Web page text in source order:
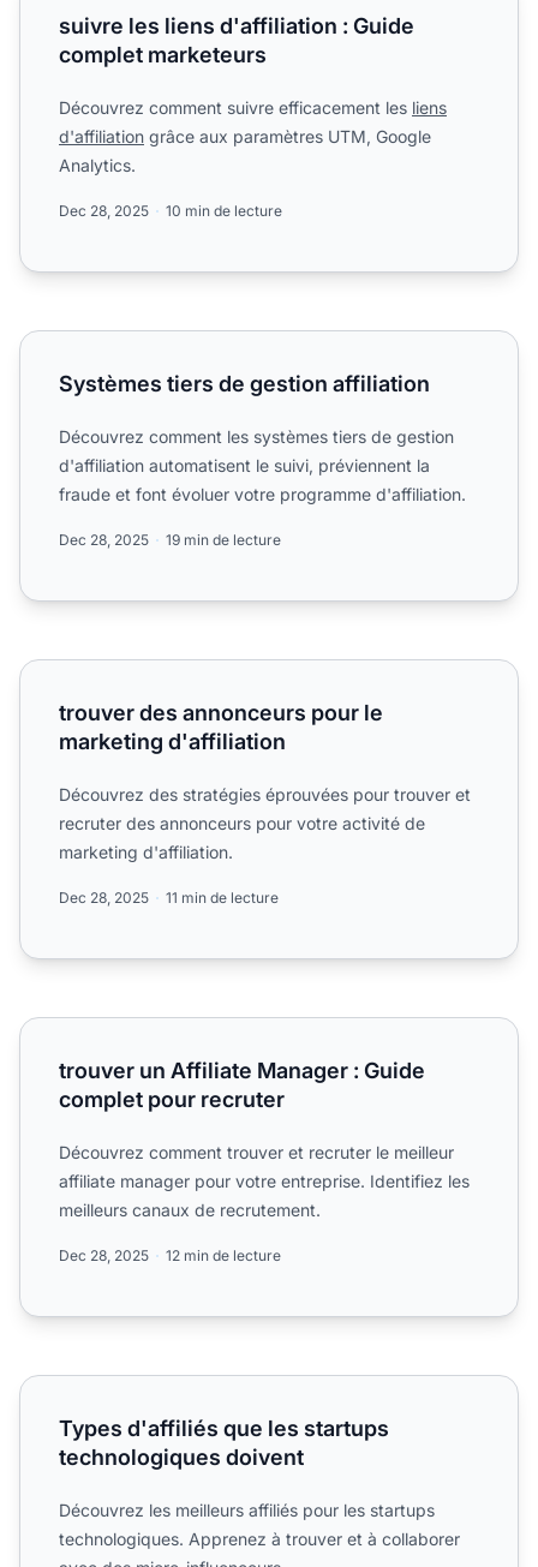
suivre les liens d'affiliation : Guide
complet marketeurs
Découvrez comment suivre efficacement les liens
d'affiliation grâce aux paramètres UTM, Google
Analytics.
Dec 28, 2025 10 min de lecture
Systèmes tiers de gestion affiliation
Systèmes tiers de gestion affiliation
Découvrez comment les systèmes tiers de gestion
d'affiliation automatisent le suivi, préviennent la
fraude et font évoluer votre programme d'affiliation.
Dec 28, 2025 19 min de lecture
trouver des annonceurs pour le marketing d'affiliation
trouver des annonceurs pour le
marketing d'affiliation
Découvrez des stratégies éprouvées pour trouver et
recruter des annonceurs pour votre activité de
marketing d'affiliation.
Dec 28, 2025 11 min de lecture
trouver un Affiliate Manager : Guide complet pour recruter
trouver un Affiliate Manager : Guide
complet pour recruter
Découvrez comment trouver et recruter le meilleur
affiliate manager pour votre entreprise. Identifiez les
meilleurs canaux de recrutement.
Dec 28, 2025 12 min de lecture
Types d'affiliés que les startups technologiques doivent
Types d'affiliés que les startups
technologiques doivent
Découvrez les meilleurs affiliés pour les startups
technologiques. Apprenez à trouver et à collaborer